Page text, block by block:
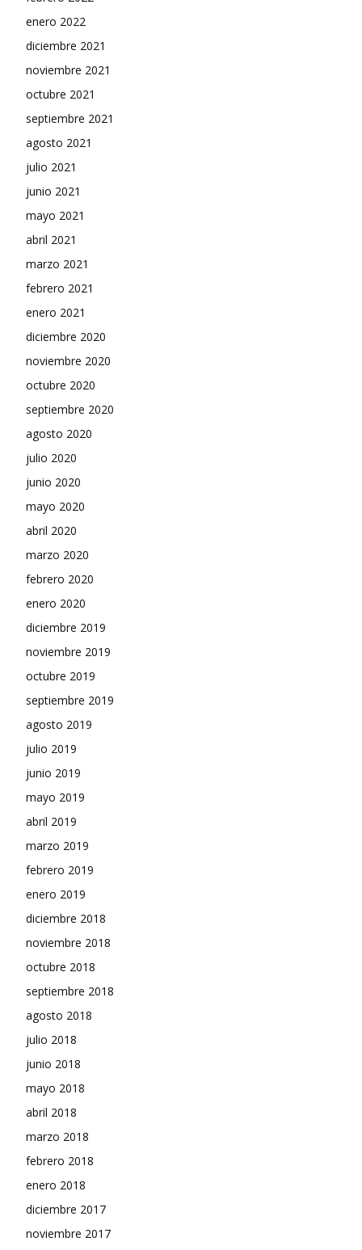
enero 2022
diciembre 2021
noviembre 2021
octubre 2021
septiembre 2021
agosto 2021
julio 2021
junio 2021
mayo 2021
abril 2021
marzo 2021
febrero 2021
enero 2021
diciembre 2020
noviembre 2020
octubre 2020
septiembre 2020
agosto 2020
julio 2020
junio 2020
mayo 2020
abril 2020
marzo 2020
febrero 2020
enero 2020
diciembre 2019
noviembre 2019
octubre 2019
septiembre 2019
agosto 2019
julio 2019
junio 2019
mayo 2019
abril 2019
marzo 2019
febrero 2019
enero 2019
diciembre 2018
noviembre 2018
octubre 2018
septiembre 2018
agosto 2018
julio 2018
junio 2018
mayo 2018
abril 2018
marzo 2018
febrero 2018
enero 2018
diciembre 2017
noviembre 2017